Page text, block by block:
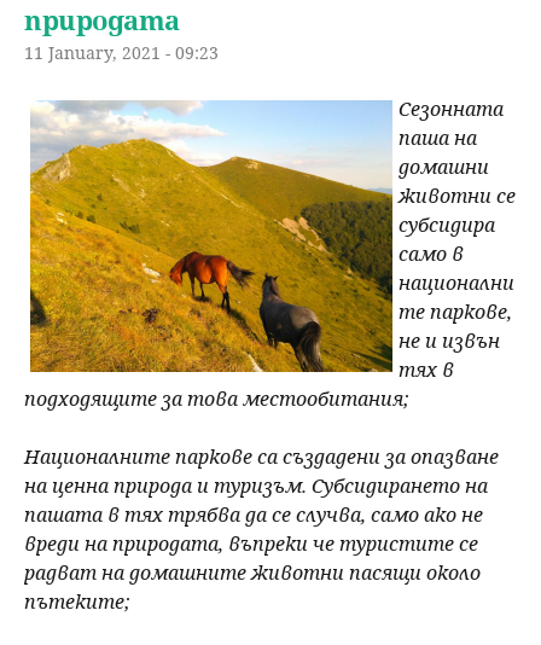
природата
11 January, 2021 - 09:23
Сезонната
паша на
домашни
животни се
субсидира
само в
национални
те паркове,
не и извън
тях в
подходящите за това местообитания;
Националните паркове са създадени за опазване
на ценна природа и туризъм. Субсидирането на
пашата в тях трябва да се случва, само ако не
вреди на природата, въпреки че туристите се
радват на домашните животни пасящи около
пътеките;